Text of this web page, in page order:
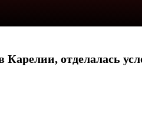
Карелии, отделалась